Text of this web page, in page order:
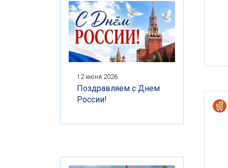
12 июня 2026
Поздравляем с Днем
России!